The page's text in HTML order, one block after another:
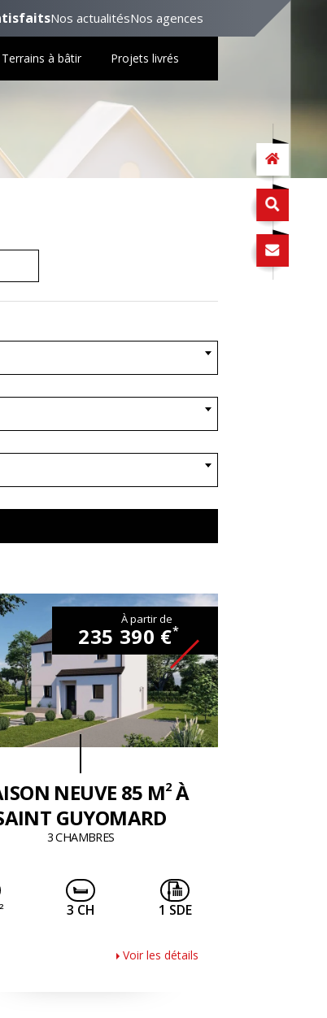
Terrains à bâtir Projets livrés
Nos actualitésNos agences
NEUVE 85 M2À
GUYOMARD
3 CHAMBRES
À partir de
235 390 €*
2 3 CH 1 SDE
Voir les détails